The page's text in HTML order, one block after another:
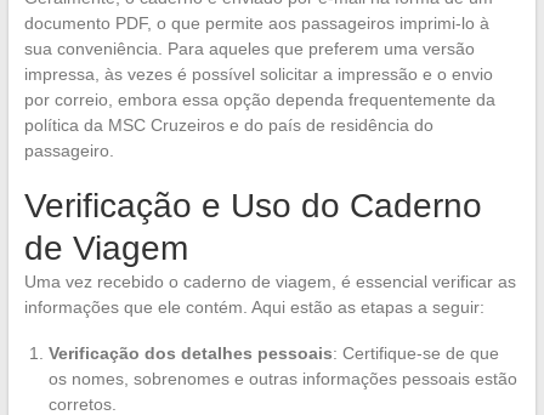
documento PDF, o que permite aos passageiros imprimi-lo à
sua conveniência. Para aqueles que preferem uma versão
impressa, às vezes é possível solicitar a impressão e o envio
por correio, embora essa opção dependa frequentemente da
política da MSC Cruzeiros e do país de residência do
passageiro.
Verificação e Uso do Caderno
de Viagem
Uma vez recebido o caderno de viagem, é essencial verificar as
informações que ele contém. Aqui estão as etapas a seguir:
Verificação dos detalhes pessoais: Certifique-se de que
os nomes, sobrenomes e outras informações pessoais estão
corretos.